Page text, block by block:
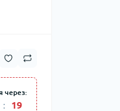
через:
: 18